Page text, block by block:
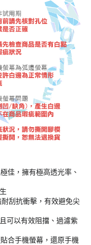
佳，擁有極高透光率、
刮抗衝擊，有效避免尖
可以有效阻擋、過濾紫
合手機螢幕，還原手機